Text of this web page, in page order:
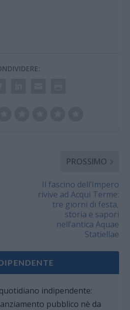
PROSSIMO
Il fascino dell’Impero
rivive ad Acqui Terme:
tre giorni di festa,
storia e sapori
nell’antica Aquae
Statiellae
indipendente:
pubblico nè da